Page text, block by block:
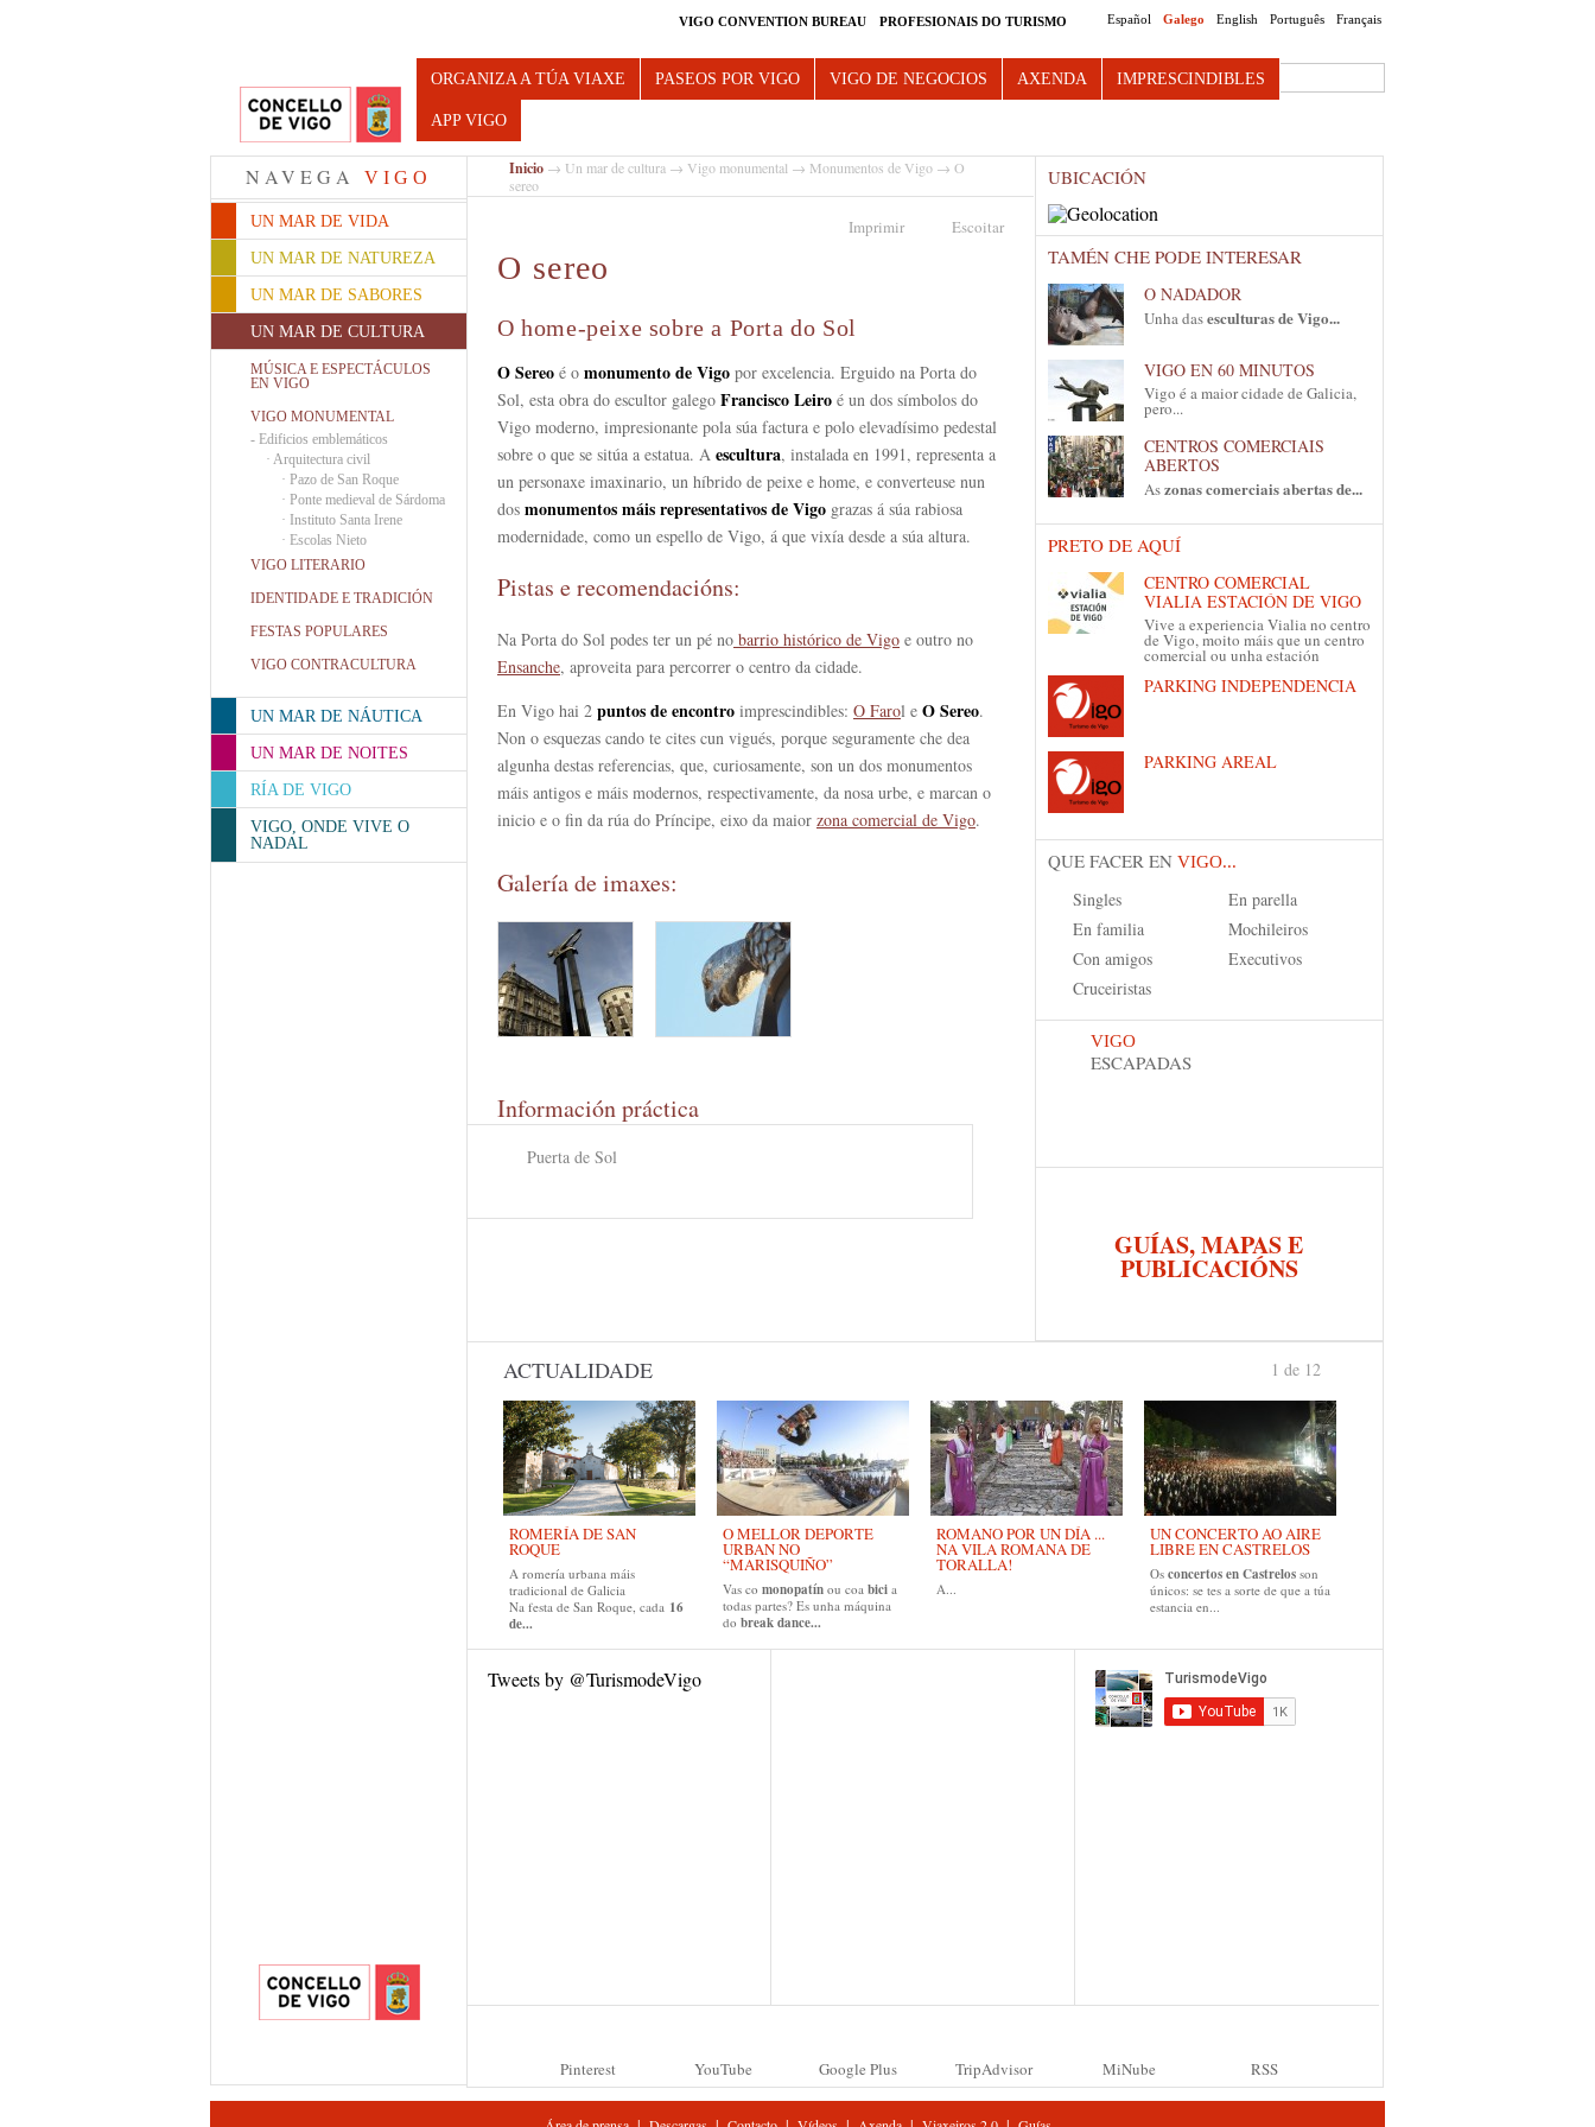
Español Galego English Português Français
VIGO CONVENTION BUREAU PROFESIONAIS DO TURISMO
Turismo de Vigo Search this site
ORGANIZA A TÚA VIAXE PASEOS POR VIGO VIGO DE NEGOCIOS AXENDA IMPRESCINDIBLES
APP VIGO
NAVEGA VIGO
UN MAR DE VIDA
UN MAR DE NATUREZA
UN MAR DE SABORES
UN MAR DE CULTURA
MÚSICA E ESPECTÁCULOS
EN VIGO
VIGO MONUMENTAL
- Edificios emblemáticos
· Arquitectura civil
· Pazo de San Roque
· Ponte medieval de Sárdoma
· Instituto Santa Irene
· Escolas Nieto
VIGO LITERARIO
IDENTIDADE E TRADICIÓN
FESTAS POPULARES
VIGO CONTRACULTURA
UN MAR DE NÁUTICA
UN MAR DE NOITES
RÍA DE VIGO
VIGO, ONDE VIVE O
NADAL
Inicio → Un mar de cultura → Vigo monumental → Monumentos de Vigo → O
sereo
Imprimir Escoitar
O sereo
O home-peixe sobre a Porta do Sol
O Sereo é o monumento de Vigo por excelencia. Erguido na Porta do
Sol, esta obra do escultor galego Francisco Leiro é un dos símbolos do
Vigo moderno, impresionante pola súa factura e polo elevadísimo pedestal
sobre o que se sitúa a estatua. A escultura, instalada en 1991, representa a
un personaxe imaxinario, un híbrido de peixe e home, e converteuse nun
dos monumentos máis representativos de Vigo grazas á súa rabiosa
modernidade, como un espello de Vigo, á que vixía desde a súa altura.
Pistas e recomendacións:
Na Porta do Sol podes ter un pé no barrio histórico de Vigo e outro no
Ensanche, aproveita para percorrer o centro da cidade.
En Vigo hai 2 puntos de encontro imprescindibles: O Farol e O Sereo.
Non o esquezas cando te cites cun vigués, porque seguramente che dea
algunha destas referencias, que, curiosamente, son un dos monumentos
máis antigos e máis modernos, respectivamente, da nosa urbe, e marcan o
inicio e o fin da rúa do Príncipe, eixo da maior zona comercial de Vigo.
Galería de imaxes:
Información práctica
Puerta de Sol
UBICACIÓN
TAMÉN CHE PODE INTERESAR
O NADADOR
Unha dasesculturas de Vigo...
VIGO EN 60 MINUTOS
Vigo é a maior cidade de Galicia,
pero...
CENTROS COMERCIAIS
ABERTOS
Aszonas comerciais abertas de...
PRETO DE AQUÍ
CENTRO COMERCIAL
VIALIA ESTACIÓN DE VIGO
Vive a experiencia Vialia no centro
de Vigo, moito máis que un centro
comercial ou unha estación
PARKING INDEPENDENCIA
PARKING AREAL
QUE FACER EN VIGO...
Singles
En parella
En familia
Mochileiros
Con amigos
Executivos
Cruceiristas
VIGO
ESCAPADAS
GUÍAS, MAPAS E
PUBLICACIÓNS
ACTUALIDADE
ROMERÍA DE SAN
ROQUE
A romería urbana máis
tradicional de Galicia
Na festa de San Roque, cada 16
de...
O MELLOR DEPORTE
URBAN NO
“MARISQUIÑO”
Vas co monopatín ou coa bici a
todas partes? Es unha máquina
do break dance...
ROMANO POR UN DÍA ...
NA VILA ROMANA DE
TORALLA!
A...
UN CONCERTO AO AIRE
LIBRE EN CASTRELOS
Os concertos en Castrelos son
únicos: se tes a sorte de que a túa
estancia en...
1 de 12
Tweets by @TurismodeVigo
Pinterest YouTube Google Plus TripAdvisor MiNube RSS